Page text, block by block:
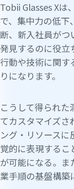
Tobii Glasses Xは
で、集中力の低下
断、新入社員がつ
発見するのに役立
行動や技術に関
りになります。
こうして得られ
てカスタマイズさ
ング・リソース
覚的に表現するこ
が可能になる。
業手順の基盤構築